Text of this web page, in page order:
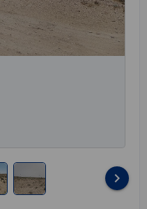
keyboard_arrow_right